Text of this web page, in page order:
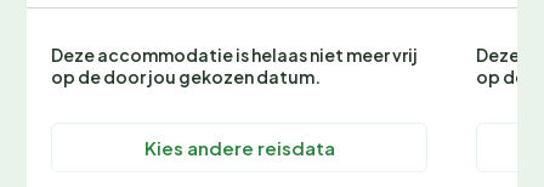
Deze accommodatie is helaas niet meer vrij
op de door jou gekozen datum.
Kies andere reisdata
Deze
op de